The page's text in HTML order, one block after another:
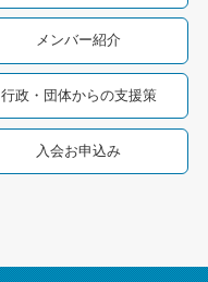
メンバー紹介
行政・団体からの支援策
入会お申込み